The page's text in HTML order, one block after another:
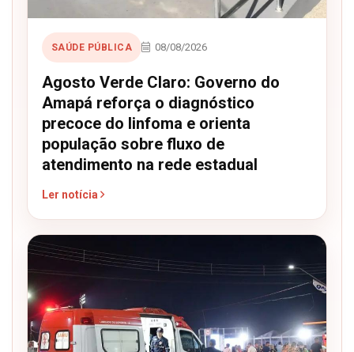
SAÚDE PÚBLICA 08/08/2026
Agosto Verde Claro: Governo do
Amapá reforça o diagnóstico
precoce do linfoma e orienta
população sobre fluxo de
atendimento na rede estadual
Ler notícia